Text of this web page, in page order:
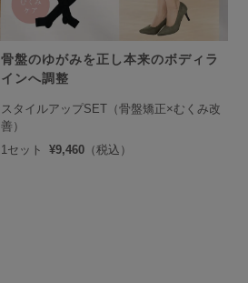
骨盤のゆがみを正し本来のボディラ
インへ調整
スタイルアップSET（骨盤矯正×むくみ改
善）
1セット
¥9,460（税込）